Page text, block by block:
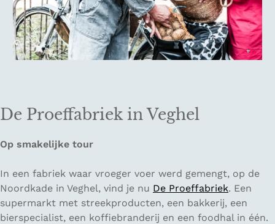
De Proeffabriek in Veghel
Op smakelijke tour
In een fabriek waar vroeger voer werd gemengt, op de
Noordkade in Veghel, vind je nu De Proeffabriek. Een
supermarkt met streekproducten, een bakkerij, een
bierspecialist, een koffiebranderij en een foodhal in één.